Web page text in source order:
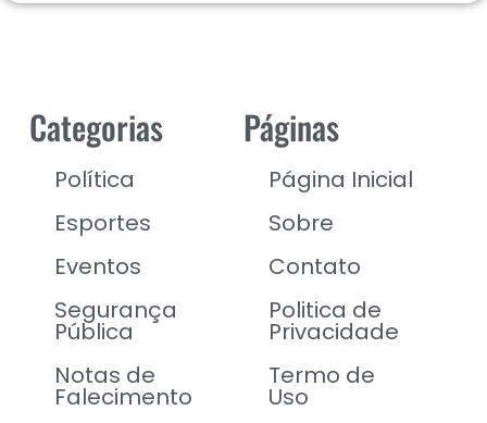
Categorias
Política
Esportes
Eventos
Segurança
Pública
Notas de
Falecimento
Páginas
Página Inicial
Sobre
Contato
Politica de
Privacidade
Termo de
Uso